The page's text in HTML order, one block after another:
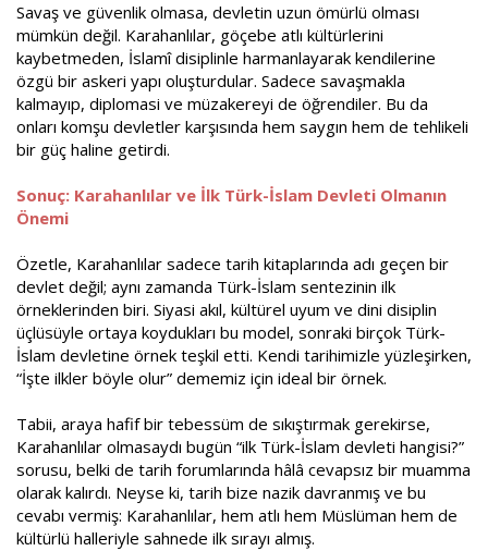
Savaş ve güvenlik olmasa, devletin uzun ömürlü olması
mümkün değil. Karahanlılar, göçebe atlı kültürlerini
kaybetmeden, İslamî disiplinle harmanlayarak kendilerine
özgü bir askeri yapı oluşturdular. Sadece savaşmakla
kalmayıp, diplomasi ve müzakereyi de öğrendiler. Bu da
onları komşu devletler karşısında hem saygın hem de tehlikeli
bir güç haline getirdi.
Sonuç: Karahanlılar ve İlk Türk-İslam Devleti Olmanın
Önemi
Özetle, Karahanlılar sadece tarih kitaplarında adı geçen bir
devlet değil; aynı zamanda Türk-İslam sentezinin ilk
örneklerinden biri. Siyasi akıl, kültürel uyum ve dini disiplin
üçlüsüyle ortaya koydukları bu model, sonraki birçok Türk-
İslam devletine örnek teşkil etti. Kendi tarihimizle yüzleşirken,
“İşte ilkler böyle olur” dememiz için ideal bir örnek.
Tabii, araya hafif bir tebessüm de sıkıştırmak gerekirse,
Karahanlılar olmasaydı bugün “ilk Türk-İslam devleti hangisi?”
sorusu, belki de tarih forumlarında hâlâ cevapsız bir muamma
olarak kalırdı. Neyse ki, tarih bize nazik davranmış ve bu
cevabı vermiş: Karahanlılar, hem atlı hem Müslüman hem de
kültürlü halleriyle sahnede ilk sırayı almış.